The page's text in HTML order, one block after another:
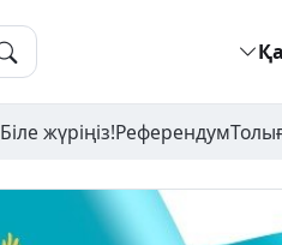
Біле жүріңіз!Референдум